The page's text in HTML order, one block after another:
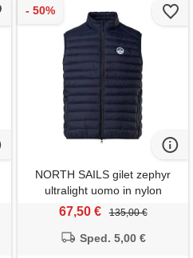
NORTH SAILS gilet zephyr
ultralight uomo in nylon
riciclato
67,50 € 135,00 €
Sped. 5,00 €